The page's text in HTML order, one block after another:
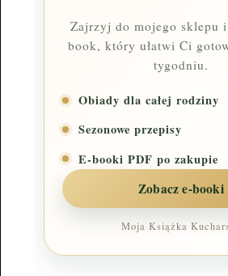
Zajrzyj do mojego sklepu
book, który ułatwi Ci
tygodniu.
Obiady dla całej rodziny
Sezonowe przepisy
E-booki PDF po zakupie
Zobacz e-booki
Moja Książka